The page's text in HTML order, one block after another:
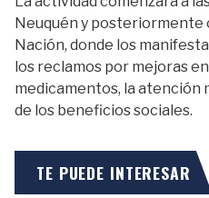
Neuquén y
Nación, donde los
los reclamos por mejoras
medicamentos, la atención
de los beneficios sociales.
TE PUEDE INTERESAR